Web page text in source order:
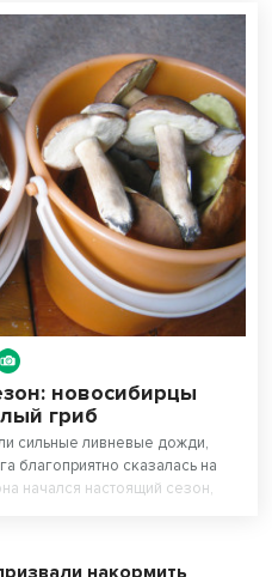
новосибирцы
гриб
сильные ливневые дожди,
благоприятно сказалась на
начался настоящий сезон,
накормить